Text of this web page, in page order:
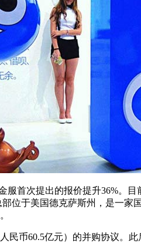
次提出的报价提升36%。目
位于美国德克萨斯州，是一
60.5亿元）的并购协议。此